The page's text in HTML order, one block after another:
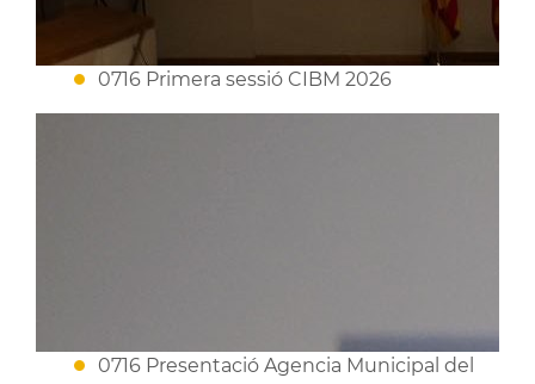
0716 Primera sessió CIBM 2026
0716 Presentació Agencia Municipal del